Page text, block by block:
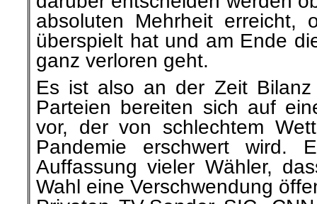
absoluten Mehrheit erreicht,
überspielt hat und am Ende
ganz verloren geht.
Es ist also an der Zeit
Parteien bereiten sich auf
vor, der von schlechtem
Pandemie erschwert wird.
Auffassung vieler Wähler,
Wahl eine Verschwendung